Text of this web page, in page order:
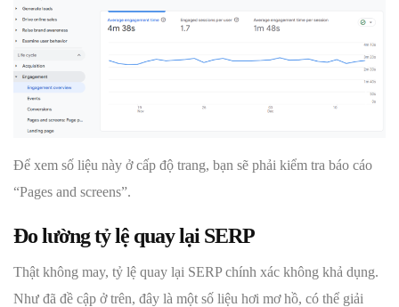
Để xem số liệu này ở cấp độ trang, bạn sẽ phải kiểm tra báo cáo
“Pages and screens”.
Đo lường tỷ lệ quay lại SERP
Thật không may, tỷ lệ quay lại SERP chính xác không khả dụng.
Như đã đề cập ở trên, đây là một số liệu hơi mơ hồ, có thể giải